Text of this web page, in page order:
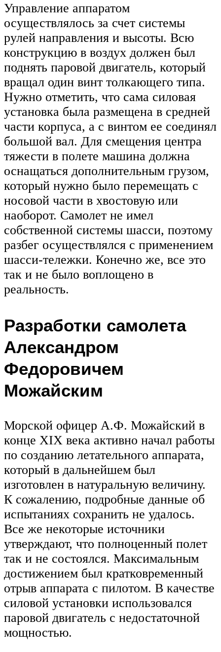
Управление аппаратом
осуществлялось за счет системы
рулей направления и высоты. Всю
конструкцию в воздух должен был
поднять паровой двигатель, который
вращал один винт толкающего типа.
Нужно отметить, что сама силовая
установка была размещена в средней
части корпуса, а с винтом ее соединял
большой вал. Для смещения центра
тяжести в полете машина должна
оснащаться дополнительным грузом,
который нужно было перемещать с
носовой части в хвостовую или
наоборот. Самолет не имел
собственной системы шасси, поэтому
разбег осуществлялся с применением
шасси-тележки. Конечно же, все это
так и не было воплощено в
реальность.
Разработки самолета
Александром
Федоровичем
Можайским
Морской офицер А.Ф. Можайский в
конце XIX века активно начал работы
по созданию летательного аппарата,
который в дальнейшем был
изготовлен в натуральную величину.
К сожалению, подробные данные об
испытаниях сохранить не удалось.
Все же некоторые источники
утверждают, что полноценный полет
так и не состоялся. Максимальным
достижением был кратковременный
отрыв аппарата с пилотом. В качестве
силовой установки использовался
паровой двигатель с недостаточной
мощностью.